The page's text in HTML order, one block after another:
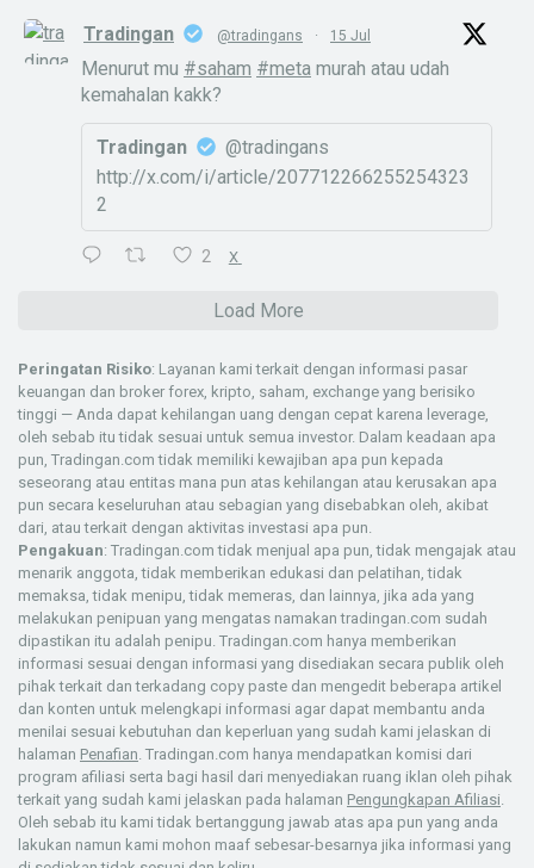
Tradingan @tradingans · 15 Jul
Menurut mu #saham #meta murah atau udah
kemahalan kakk?
Tradingan
@tradingans
http://x.com/i/article/207712266255254323
2
2 X
Load More
Peringatan Risiko: Layanan kami terkait dengan informasi pasar
keuangan dan broker forex, kripto, saham, exchange yang berisiko
tinggi — Anda dapat kehilangan uang dengan cepat karena leverage,
oleh sebab itu tidak sesuai untuk semua investor. Dalam keadaan apa
pun, Tradingan.com tidak memiliki kewajiban apa pun kepada
seseorang atau entitas mana pun atas kehilangan atau kerusakan apa
pun secara keseluruhan atau sebagian yang disebabkan oleh, akibat
dari, atau terkait dengan aktivitas investasi apa pun.
Pengakuan: Tradingan.com tidak menjual apa pun, tidak mengajak atau
menarik anggota, tidak memberikan edukasi dan pelatihan, tidak
memaksa, tidak menipu, tidak memeras, dan lainnya, jika ada yang
melakukan penipuan yang mengatas namakan tradingan.com sudah
dipastikan itu adalah penipu. Tradingan.com hanya memberikan
informasi sesuai dengan informasi yang disediakan secara publik oleh
pihak terkait dan terkadang copy paste dan mengedit beberapa artikel
dan konten untuk melengkapi informasi agar dapat membantu anda
menilai sesuai kebutuhan dan keperluan yang sudah kami jelaskan di
halaman Penafian. Tradingan.com hanya mendapatkan komisi dari
program afiliasi serta bagi hasil dari menyediakan ruang iklan oleh pihak
terkait yang sudah kami jelaskan pada halaman Pengungkapan Afiliasi.
Oleh sebab itu kami tidak bertanggung jawab atas apa pun yang anda
lakukan namun kami mohon maaf sebesar-besarnya jika informasi yang